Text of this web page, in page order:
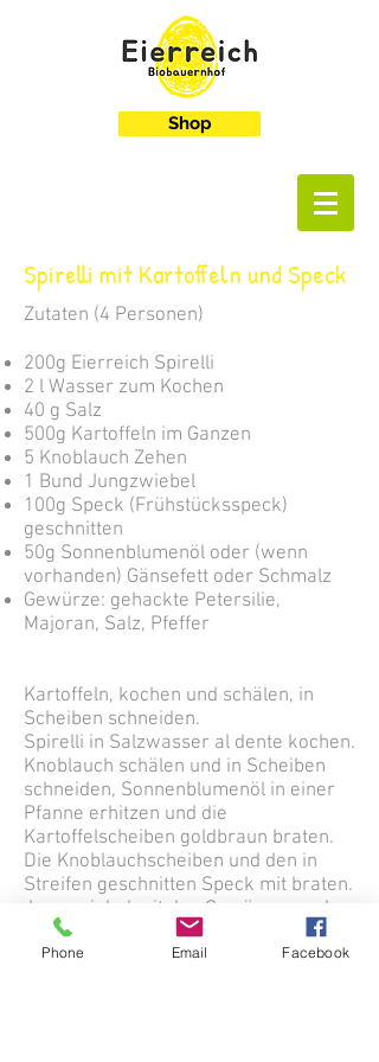
Shop
Spirelli mit Kartoffeln und Speck
Zutaten (4 Personen)
200g Eierreich Spirelli
2 l Wasser zum Kochen
40 g Salz
500g Kartoffeln im Ganzen
5 Knoblauch Zehen
1 Bund Jungzwiebel
100g Speck (Frühstücksspeck)
geschnitten
50g Sonnenblumenöl oder (wenn
vorhanden) Gänsefett oder Schmalz
Gewürze: gehackte Petersilie,
Majoran, Salz, Pfeffer
Kartoffeln, kochen und schälen, in
Scheiben schneiden.
Spirelli in Salzwasser al dente kochen.
Knoblauch schälen und in Scheiben
schneiden, Sonnenblumenöl in einer
Pfanne erhitzen und die
Kartoffelscheiben goldbraun braten.
Die Knoblauchscheiben und den in
Streifen geschnitten Speck mit braten.
Jungzwiebel mit den Gewürzen und
den gekochten Spirelli
zusammenmischen. Dazu passt am
Phone Email Facebook